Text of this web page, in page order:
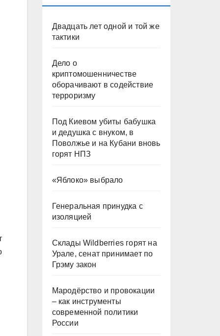
Двадцать лет одной и той же
тактики
Дело о
криптомошенничестве
оборачивают в содействие
терроризму
Под Киевом убиты бабушка
и дедушка с внуком, в
Поволжье и на Кубани вновь
горят НПЗ
«Яблоко» выбрало
Генеральная принудка с
изоляцией
Склады Wildberries горят на
Урале, сенат принимает по
Грэму закон
Мародёрство и провокации
– как инструменты
современной политики
России